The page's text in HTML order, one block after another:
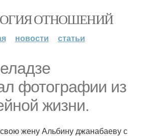
ОТНОШЕНИЙ
новости статьи
фотографии из
жизни.
жену Альбину джанабаеву с